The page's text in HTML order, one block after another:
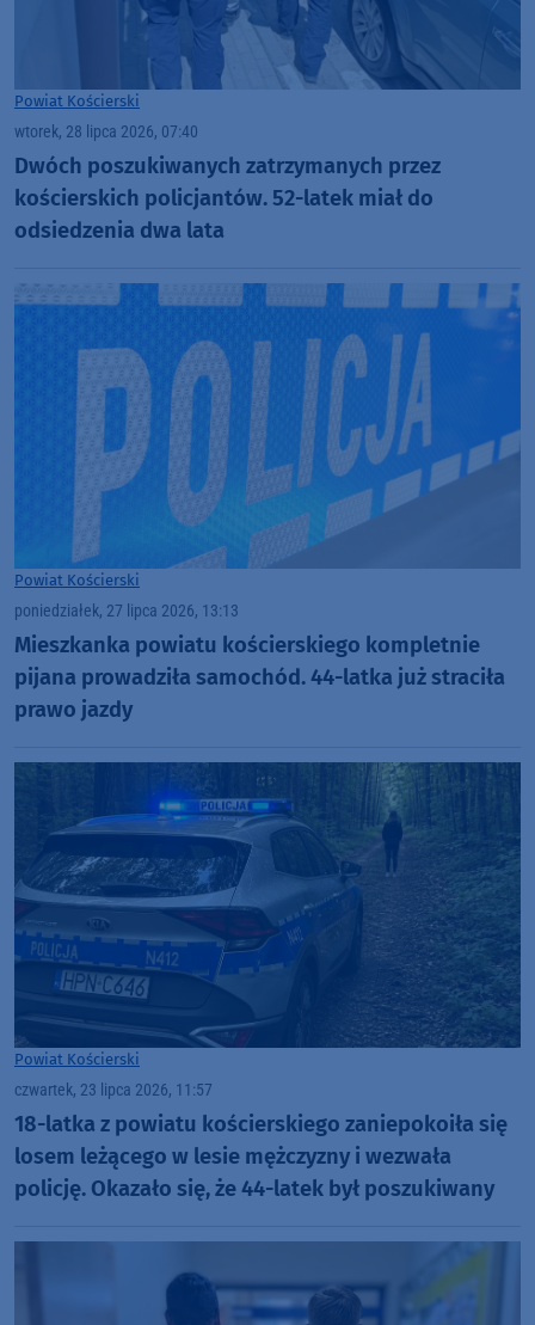
Powiat Kościerski
wtorek, 28 lipca 2026, 07:40
Dwóch poszukiwanych zatrzymanych przez
kościerskich policjantów. 52-latek miał do
odsiedzenia dwa lata
Powiat Kościerski
poniedziałek, 27 lipca 2026, 13:13
Mieszkanka powiatu kościerskiego kompletnie
pijana prowadziła samochód. 44-latka już straciła
prawo jazdy
Powiat Kościerski
czwartek, 23 lipca 2026, 11:57
18-latka z powiatu kościerskiego zaniepokoiła się
losem leżącego w lesie mężczyzny i wezwała
policję. Okazało się, że 44-latek był poszukiwany